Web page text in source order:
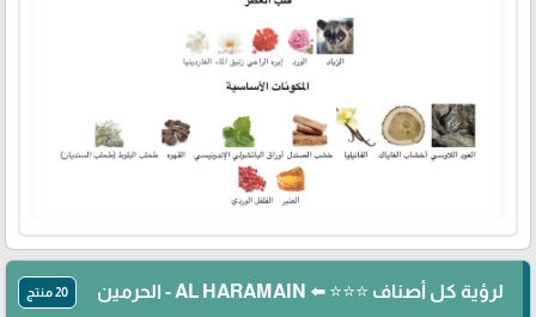
لرؤية كل أصناف ⭐⭐⭐ ⬅️ AL HARAMAIN - الحرمين 20 منتج